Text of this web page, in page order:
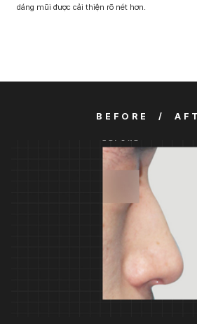
dáng mũi được cải thiện rõ nét hơn.
BEFORE /